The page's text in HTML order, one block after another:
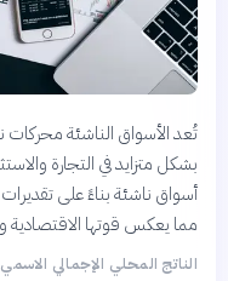
تُعد الأسواق الناشئة محركات
مما يعكس قوتها الاقتصادية
الناتج المحلي الإجمالي الاسمي